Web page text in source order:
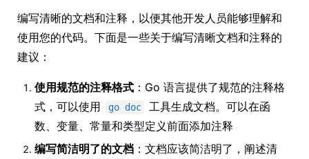
编写清晰的文档和注释，以便其他开发人员能够理解和
使用您的代码。下面是一些关于编写清晰文档和注释的
建议：
使用规范的注释格式 ：Go 语言提供了规范的注释格
式，可以使用
go doc
工具生成文档。可以在函
数、变量、常量和类型定义前面添加注释
编写简洁明了的文档 ：文档应该简洁明了，阐述清